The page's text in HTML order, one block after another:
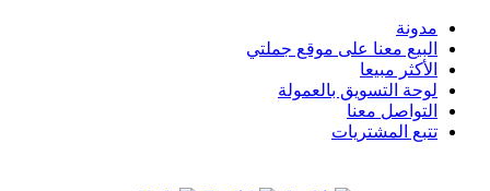
مدونة
البيع معنا على موقع جملتي
الأكثر مبيعا
لوحة التسويق بالعمولة
التواصل معنا
تتبع المشتريات